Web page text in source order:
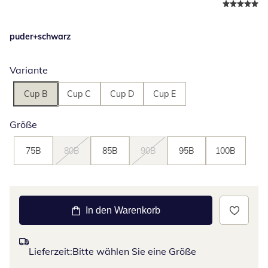
puder+schwarz
Variante
Cup B Cup C Cup D Cup E
Größe
75B 80B 85B 90B 95B 100B
In den Warenkorb
Lieferzeit:Bitte wählen Sie eine Größe